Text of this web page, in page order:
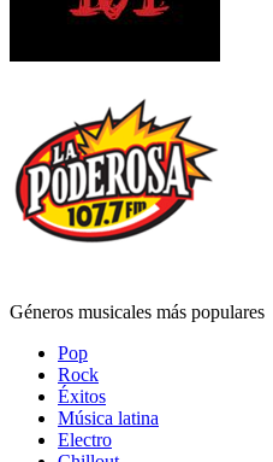
Géneros musicales más populares
Pop
Rock
Éxitos
Música latina
Electro